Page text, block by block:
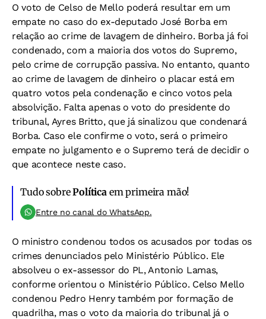
O voto de Celso de Mello poderá resultar em um
empate no caso do ex-deputado José Borba em
relação ao crime de lavagem de dinheiro. Borba já foi
condenado, com a maioria dos votos do Supremo,
pelo crime de corrupção passiva. No entanto, quanto
ao crime de lavagem de dinheiro o placar está em
quatro votos pela condenação e cinco votos pela
absolvição. Falta apenas o voto do presidente do
tribunal, Ayres Britto, que já sinalizou que condenará
Borba. Caso ele confirme o voto, será o primeiro
empate no julgamento e o Supremo terá de decidir o
que acontece neste caso.
Tudo sobrePolíticaem primeira mão!
Entre no canal do WhatsApp.
O ministro condenou todos os acusados por todas os
crimes denunciados pelo Ministério Público. Ele
absolveu o ex-assessor do PL, Antonio Lamas,
conforme orientou o Ministério Público. Celso Mello
condenou Pedro Henry também por formação de
quadrilha, mas o voto da maioria do tribunal já o